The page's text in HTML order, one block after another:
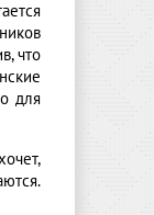
что
для